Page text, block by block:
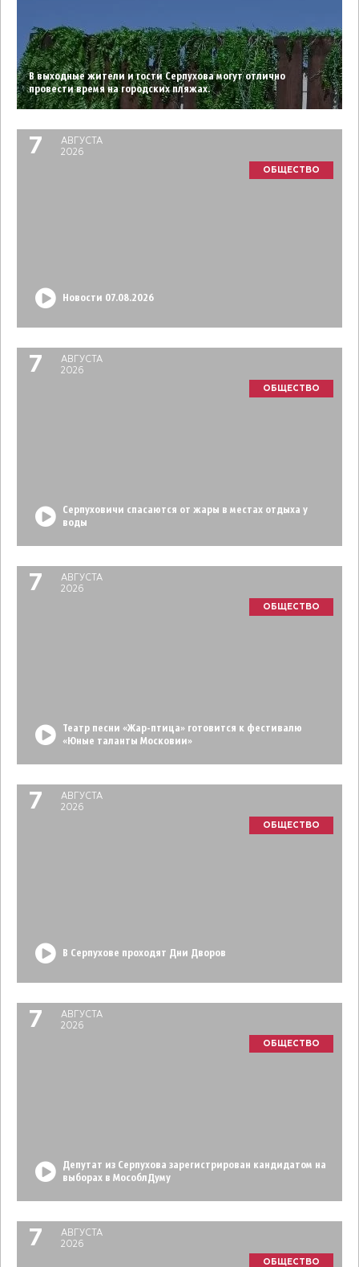
В выходные жители и гости Серпухова могут отлично
провести время на городских пляжах.
7
АВГУСТА
2026
ОБЩЕСТВО
Новости 07.08.2026
7
АВГУСТА
2026
ОБЩЕСТВО
Серпуховичи спасаются от жары в местах отдыха у
воды
7
АВГУСТА
2026
ОБЩЕСТВО
Театр песни «Жар-птица» готовится к фестивалю
«Юные таланты Московии»
7
АВГУСТА
2026
ОБЩЕСТВО
В Серпухове проходят Дни Дворов
7
АВГУСТА
2026
ОБЩЕСТВО
Депутат из Серпухова зарегистрирован кандидатом на
выборах в МособлДуму
7
АВГУСТА
2026
ОБЩЕСТВО